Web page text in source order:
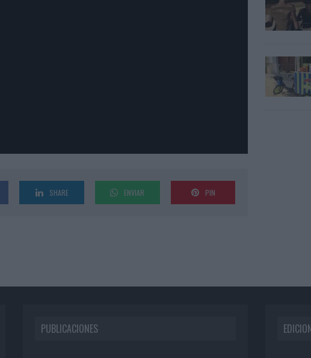
SHARE ENVIAR PIN
PUBLICACIONES